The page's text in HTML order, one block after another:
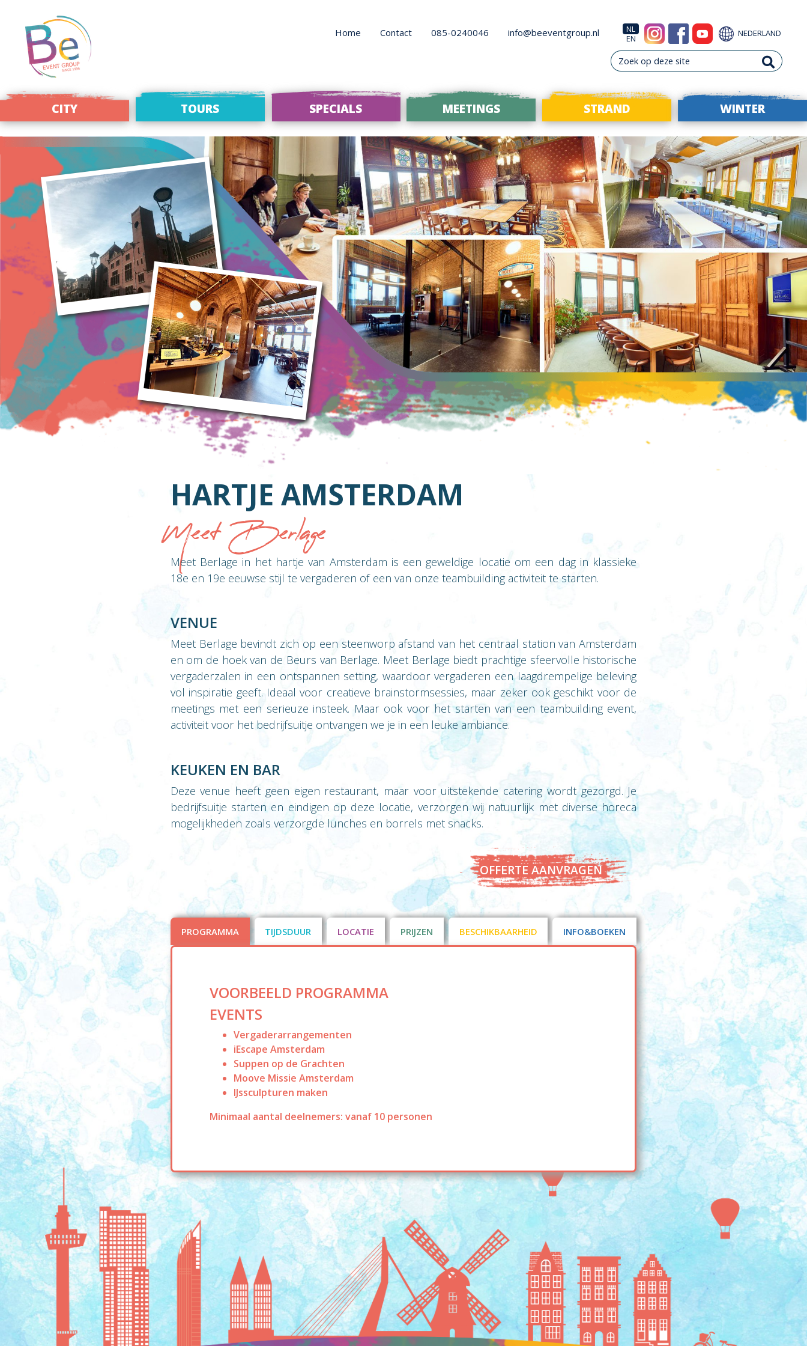
NEDERLAND
NL
EN
info@beeventgroup.nl
085-0240046
Contact
Home
CITY TOURS SPECIALS MEETINGS STRAND WINTER
HARTJE AMSTERDAM
Meet Berlage
Meet Berlage in het hartje van Amsterdam is een geweldige locatie om een dag in klassieke
18e en 19e eeuwse stijl te vergaderen of een van onze teambuilding activiteit te starten.
VENUE
Meet Berlage bevindt zich op een steenworp afstand van het centraal station van Amsterdam
en om de hoek van de Beurs van Berlage. Meet Berlage biedt prachtige sfeervolle historische
vergaderzalen in een ontspannen setting, waardoor vergaderen een laagdrempelige beleving
vol inspiratie geeft. Ideaal voor creatieve brainstormsessies, maar zeker ook geschikt voor de
meetings met een serieuze insteek. Maar ook voor het starten van een teambuilding event,
activiteit voor het bedrijfsuitje ontvangen we je in een leuke ambiance.
KEUKEN EN BAR
Deze venue heeft geen eigen restaurant, maar voor uitstekende catering wordt gezorgd. Je
bedrijfsuitje starten en eindigen op deze locatie, verzorgen wij natuurlijk met diverse horeca
mogelijkheden zoals verzorgde lunches en borrels met snacks.
OFFERTE AANVRAGEN
PROGRAMMA TIJDSDUUR LOCATIE PRIJZEN BESCHIKBAARHEID INFO&BOEKEN
VOORBEELD PROGRAMMA
EVENTS
Vergaderarrangementen
iEscape Amsterdam
Suppen op de Grachten
Moove Missie Amsterdam
IJssculpturen maken
Minimaal aantal deelnemers: vanaf 10 personen